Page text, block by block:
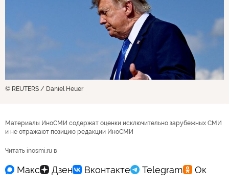
© REUTERS / Daniel Heuer
Материалы ИноСМИ содержат оценки исключительно зарубежных СМИ
и не отражают позицию редакции ИноСМИ
Читать inosmi.ru в